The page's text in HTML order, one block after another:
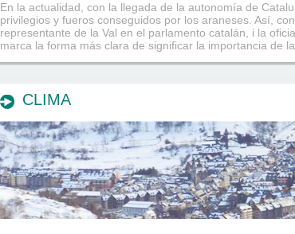
En la actualidad, con la llegada de la autonomía de
privilegios y fueros conseguidos por los araneses. Así,
representante de la Val en el parlamento catalán, i la
marca la forma más clara de significar la importancia de la
CLIMA